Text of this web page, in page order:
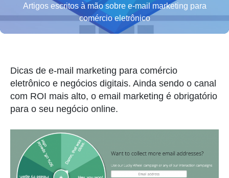
Artigos escritos à mão sobre e-mail marketing para
comércio eletrônico
Dicas de e-mail marketing para comércio
eletrônico e negócios digitais. Ainda sendo o canal
com ROI mais alto, o email marketing é obrigatório
para o seu negócio online.